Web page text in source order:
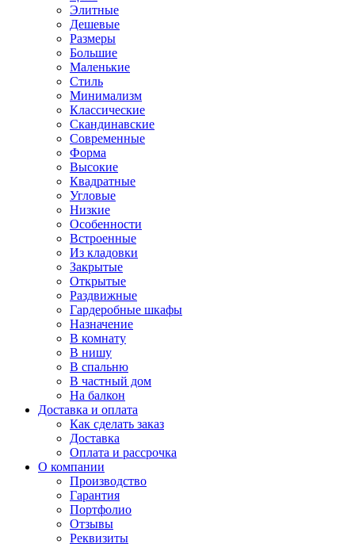
Элитные
Дешевые
Размеры
Большие
Маленькие
Стиль
Минимализм
Классические
Скандинавские
Современные
Форма
Высокие
Квадратные
Угловые
Низкие
Особенности
Встроенные
Из кладовки
Закрытые
Открытые
Раздвижные
Гардеробные шкафы
Назначение
В комнату
В нишу
В спальню
В частный дом
На балкон
Доставка и оплата
Как сделать заказ
Доставка
Оплата и рассрочка
О компании
Производство
Гарантия
Портфолио
Отзывы
Реквизиты